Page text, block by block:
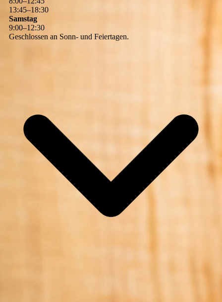
13:45–18:30
Samstag
9:00–12:30
Geschlossen an Sonn- und Feiertagen.